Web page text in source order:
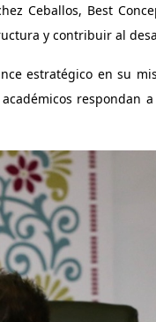
Ceballos, Best
y contribuir al
estratégico en su